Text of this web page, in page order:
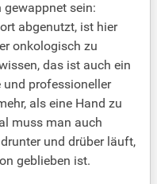
sein:
abgenutzt, ist hier
onkologisch zu
das ist auch ein
professioneller
als eine Hand zu
muss man auch
und drüber läuft,
geblieben ist.